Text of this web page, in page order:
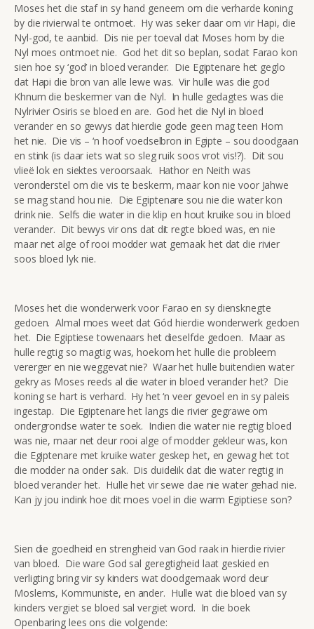
Moses het die staf in sy hand geneem om die verharde koning
by die rivierwal te ontmoet. Hy was seker daar om vir Hapi, die
Nyl-god, te aanbid. Dis nie per toeval dat Moses hom by die
Nyl moes ontmoet nie. God het dit so beplan, sodat Farao kon
sien hoe sy ‘god’ in bloed verander. Die Egiptenare het geglo
dat Hapi die bron van alle lewe was. Vir hulle was die god
Khnum die beskermer van die Nyl. In hulle gedagtes was die
Nylrivier Osiris se bloed en are. God het die Nyl in bloed
verander en so gewys dat hierdie gode geen mag teen Hom
het nie. Die vis – ‘n hoof voedselbron in Egipte – sou doodgaan
en stink (is daar iets wat so sleg ruik soos vrot vis!?). Dit sou
vlieë lok en siektes veroorsaak. Hathor en Neith was
veronderstel om die vis te beskerm, maar kon nie voor Jahwe
se mag stand hou nie. Die Egiptenare sou nie die water kon
drink nie. Selfs die water in die klip en hout kruike sou in bloed
verander. Dit bewys vir ons dat dit regte bloed was, en nie
maar net alge of rooi modder wat gemaak het dat die rivier
soos bloed lyk nie.
Moses het die wonderwerk voor Farao en sy diensknegte
gedoen. Almal moes weet dat Gód hierdie wonderwerk gedoen
het. Die Egiptiese towenaars het dieselfde gedoen. Maar as
hulle regtig so magtig was, hoekom het hulle die probleem
vererger en nie weggevat nie? Waar het hulle buitendien water
gekry as Moses reeds al die water in bloed verander het? Die
koning se hart is verhard. Hy het ‘n veer gevoel en in sy paleis
ingestap. Die Egiptenare het langs die rivier gegrawe om
ondergrondse water te soek. Indien die water nie regtig bloed
was nie, maar net deur rooi alge of modder gekleur was, kon
die Egiptenare met kruike water geskep het, en gewag het tot
die modder na onder sak. Dis duidelik dat die water regtig in
bloed verander het. Hulle het vir sewe dae nie water gehad nie.
Kan jy jou indink hoe dit moes voel in die warm Egiptiese son?
Sien die goedheid en strengheid van God raak in hierdie rivier
van bloed. Die ware God sal geregtigheid laat geskied en
verligting bring vir sy kinders wat doodgemaak word deur
Moslems, Kommuniste, en ander. Hulle wat die bloed van sy
kinders vergiet se bloed sal vergiet word. In die boek
Openbaring lees ons die volgende: